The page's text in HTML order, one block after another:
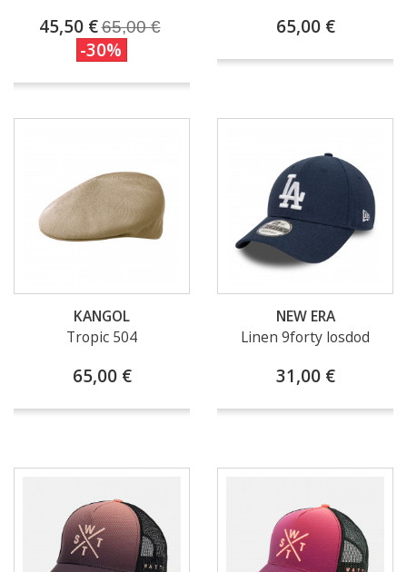
45,50 €65,00 €
-30%
65,00 €
KANGOL
Tropic 504
65,00 €
NEW ERA
Linen 9forty losdod
31,00 €